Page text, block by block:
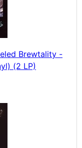
Brewtality -
(2 LP)